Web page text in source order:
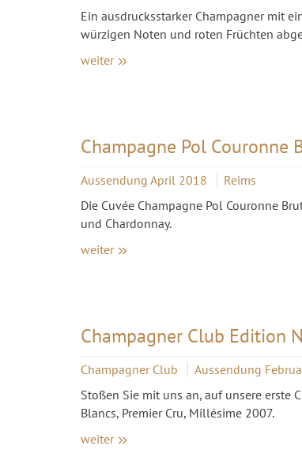
Ein ausdrucksstarker Champagner mit
würzigen Noten und roten Früchten
weiter
Champagne Pol Couronne
Aussendung April 2018
Reims
Die Cuvée Champagne Pol Couronne
und Chardonnay.
weiter
Champagner Club Edition
Champagner Club Aussendung
Stoßen Sie mit uns an, auf unsere erste
Blancs, Premier Cru, Millésime 2007.
weiter